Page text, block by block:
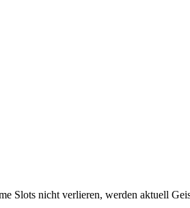
Slots nicht verlieren, werden aktuell